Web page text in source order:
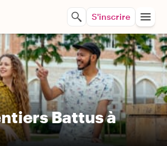
S'inscrire
Battus à